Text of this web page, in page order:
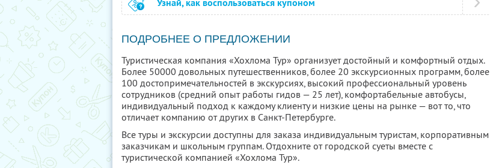
Узнай, как воспользоваться купоном
ПОДРОБНЕЕ О ПРЕДЛОЖЕНИИ
Туристическая компания «Хохлома Тур» организует достойный и комфортный отдых.
Более 50000 довольных путешественников, более 20 экскурсионных программ, более
100 достопримечательностей в экскурсиях, высокий профессиональный уровень
сотрудников (средний опыт работы гидов — 25 лет), комфортабельные автобусы,
индивидуальный подход к каждому клиенту и низкие цены на рынке — вот то, что
отличает компанию от других в Санкт-Петербурге.
Все туры и экскурсии доступны для заказа индивидуальным туристам, корпоративным
заказчикам и школьным группам. Отдохните от городской суеты вместе с
туристической компанией «Хохлома Тур».